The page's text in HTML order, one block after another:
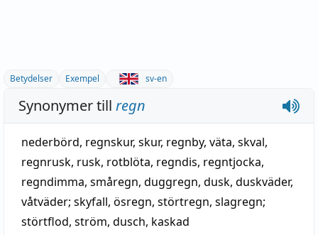
Betydelser Exempel sv-en
Synonymer till regn
nederbörd, regnskur, skur, regnby, väta, skval,
regnrusk, rusk, rotblöta, regndis, regntjocka,
regndimma, småregn, duggregn, dusk, duskväder,
våtväder; skyfall, ösregn, störtregn, slagregn;
störtflod, ström, dusch, kaskad